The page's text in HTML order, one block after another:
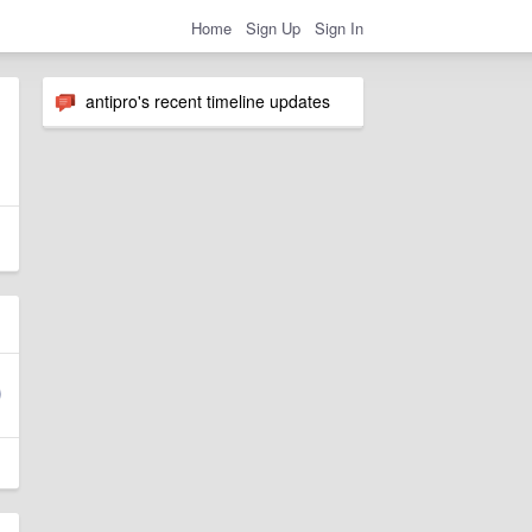
Home Sign Up Sign In
antipro's recent timeline updates